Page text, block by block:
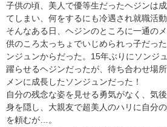
子供の頃、美人で優等生だったヘジンは
てしまい、何をするにも冷遇され就職活
そんなある日、ヘジンのところに一通の
供のころ太っちょでいじめられっ子だっ
ンジュンからだった。15年ぶりにソンジ
躍らせるヘジンだったが、待ち合わせ場
メンに成長したソンジュンだった！
自分の残念な姿を見せる勇気がなく、気
身を隠し、大親友で超美人のハリに自分
を頼むが…。